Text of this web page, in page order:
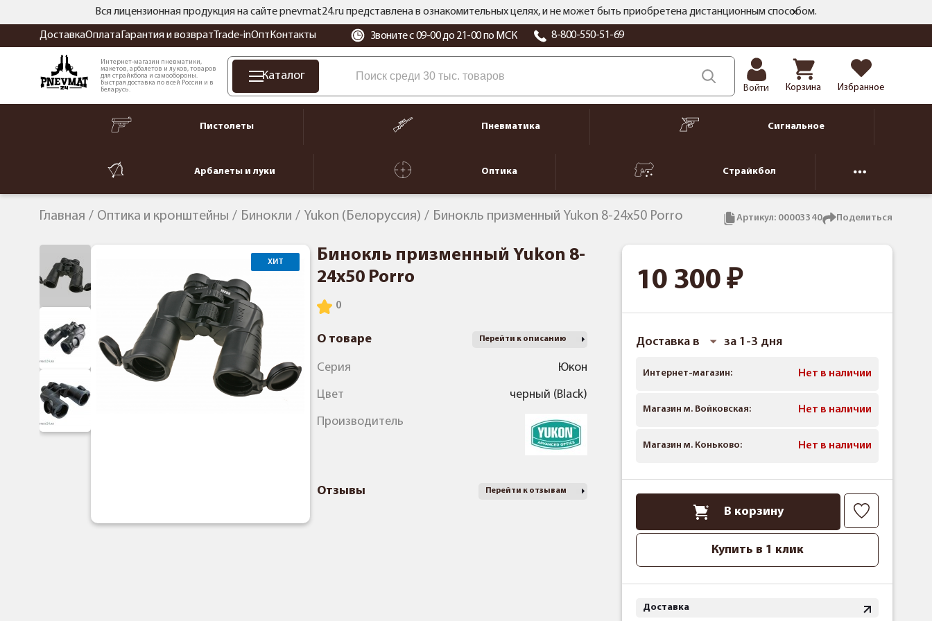
Вся лицензионная продукция на сайте pnevmat24.ru представлена в ознакомительных целях, и не может быть приобретена дистанционным способом.
ДоставкаОплата Гарантия и возврат Trade-inОпт Контакты Звоните с 09-00 до 21-00 по МСК 8-800-550-51-69
Интернет-магазин пневматики,
макетов, арбалетов и луков, товаров
для страйкбола и самообороны.
Быстрая доставка по всей России и в
Беларусь.
Каталог
Войти Корзина Избранное
Пистолеты Пневматика Сигнальное
Арбалеты и луки Оптика Страйкбол
Главная Оптика и кронштейны Бинокли Yukon (Белоруссия) Бинокль призменный Yukon 8-24x50 Роrrо Артикул: 00003340 Поделиться
ХИТ
Бинокль призменный Yukon 8-
24x50 Роrrо
О товаре Перейти к описанию
Серия Юкон
Цвет черный (Black)
Производитель
Отзывы Перейти к отзывам
10 300
Доставка в за 1-3 дня
Интернет-магазин: Нет в наличии
Магазин м. Войковская: Нет в наличии
Магазин м. Коньково: Нет в наличии
В корзину
Купить в 1 клик
Доставка